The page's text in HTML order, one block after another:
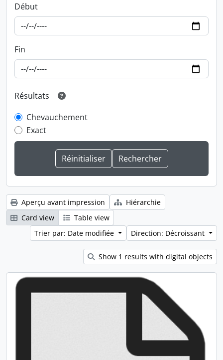
Début
Fin
Résultats
Chevauchement
Exact
Aperçu avant impression
Hiérarchie
Card view
Table view
Trier par: Date modifiée
Direction: Décroissant
Show 1 results with digital objects